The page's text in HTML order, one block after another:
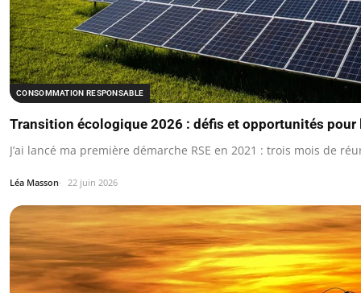
CONSOMMATION RESPONSABLE
Transition écologique 2026 : défis et opportunités pour
J’ai lancé ma première démarche RSE en 2021 : trois mois de
Léa Masson 22 juin 2026